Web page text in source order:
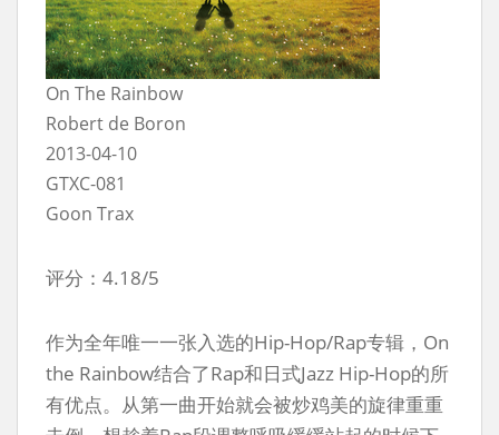
On The Rainbow
Robert de Boron
2013-04-10
GTXC-081
Goon Trax
评分：4.18/5
作为全年唯一一张入选的Hip-Hop/Rap专辑，On
the Rainbow结合了Rap和日式Jazz Hip-Hop的所
有优点。从第一曲开始就会被炒鸡美的旋律重重